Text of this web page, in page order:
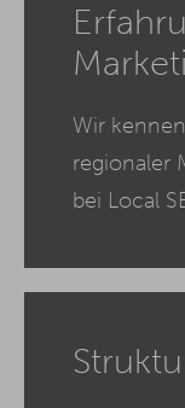
Wir
regionaler
bei Local